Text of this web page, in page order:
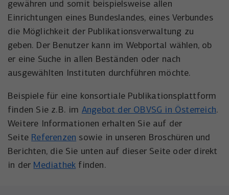
gewähren und somit beispielsweise allen
Einrichtungen eines Bundeslandes, eines Verbundes
die Möglichkeit der Publikationsverwaltung zu
geben. Der Benutzer kann im Webportal wählen, ob
er eine Suche in allen Beständen oder nach
ausgewählten Instituten durchführen möchte.
Beispiele für eine konsortiale Publikationsplattform
finden Sie z.B. im Angebot der OBVSG in Österreich.
Weitere Informationen erhalten Sie auf der
Seite Referenzen sowie in unseren Broschüren und
Berichten, die Sie unten auf dieser Seite oder direkt
in der Mediathek finden.